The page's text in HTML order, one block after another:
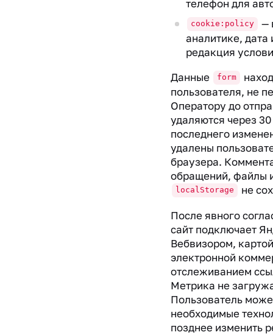
телефон для
cookie:policy
—
аналитике,
редакция
Данные
form
пользователя, не
Оператору до
удаляются через
последнего
удалены
браузера.
обращений, файлы
localStorage
не
После явного
сайт подключает
Вебвизором,
электронной
отслеживанием
Метрика не
Пользователь
необходимые
позднее изменить